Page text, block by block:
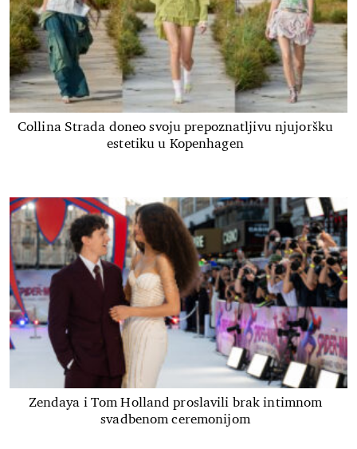
Collina Strada doneo svoju prepoznatljivu njujoršku
estetiku u Kopenhagen
Zendaya i Tom Holland proslavili brak intimnom
svadbenom ceremonijom